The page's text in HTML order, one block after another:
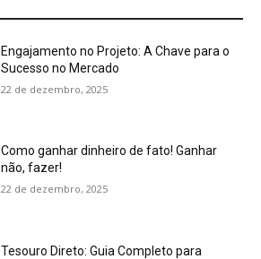
Engajamento no Projeto: A Chave para o
Sucesso no Mercado
22 de dezembro, 2025
Como ganhar dinheiro de fato! Ganhar
não, fazer!
22 de dezembro, 2025
Tesouro Direto: Guia Completo para